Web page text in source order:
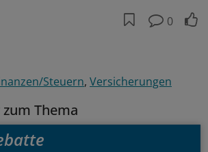
0
Steuern Versicherungen
Thema